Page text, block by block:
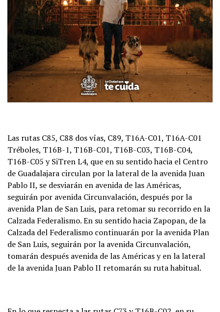
Las rutas C85, C88 dos vías, C89, T16A-C01, T16A-C01
Tréboles, T16B-1, T16B-C01, T16B-C03, T16B-C04,
T16B-C05 y SiTren L4, que en su sentido hacia el Centro
de Guadalajara circulan por la lateral de la avenida Juan
Pablo II, se desviarán en avenida de las Américas,
seguirán por avenida Circunvalación, después por la
avenida Plan de San Luis, para retomar su recorrido en la
Calzada Federalismo. En su sentido hacia Zapopan, de la
Calzada del Federalismo continuarán por la avenida Plan
de San Luis, seguirán por la avenida Circunvalación,
tomarán después avenida de las Américas y en la lateral
de la avenida Juan Pablo II retomarán su ruta habitual.